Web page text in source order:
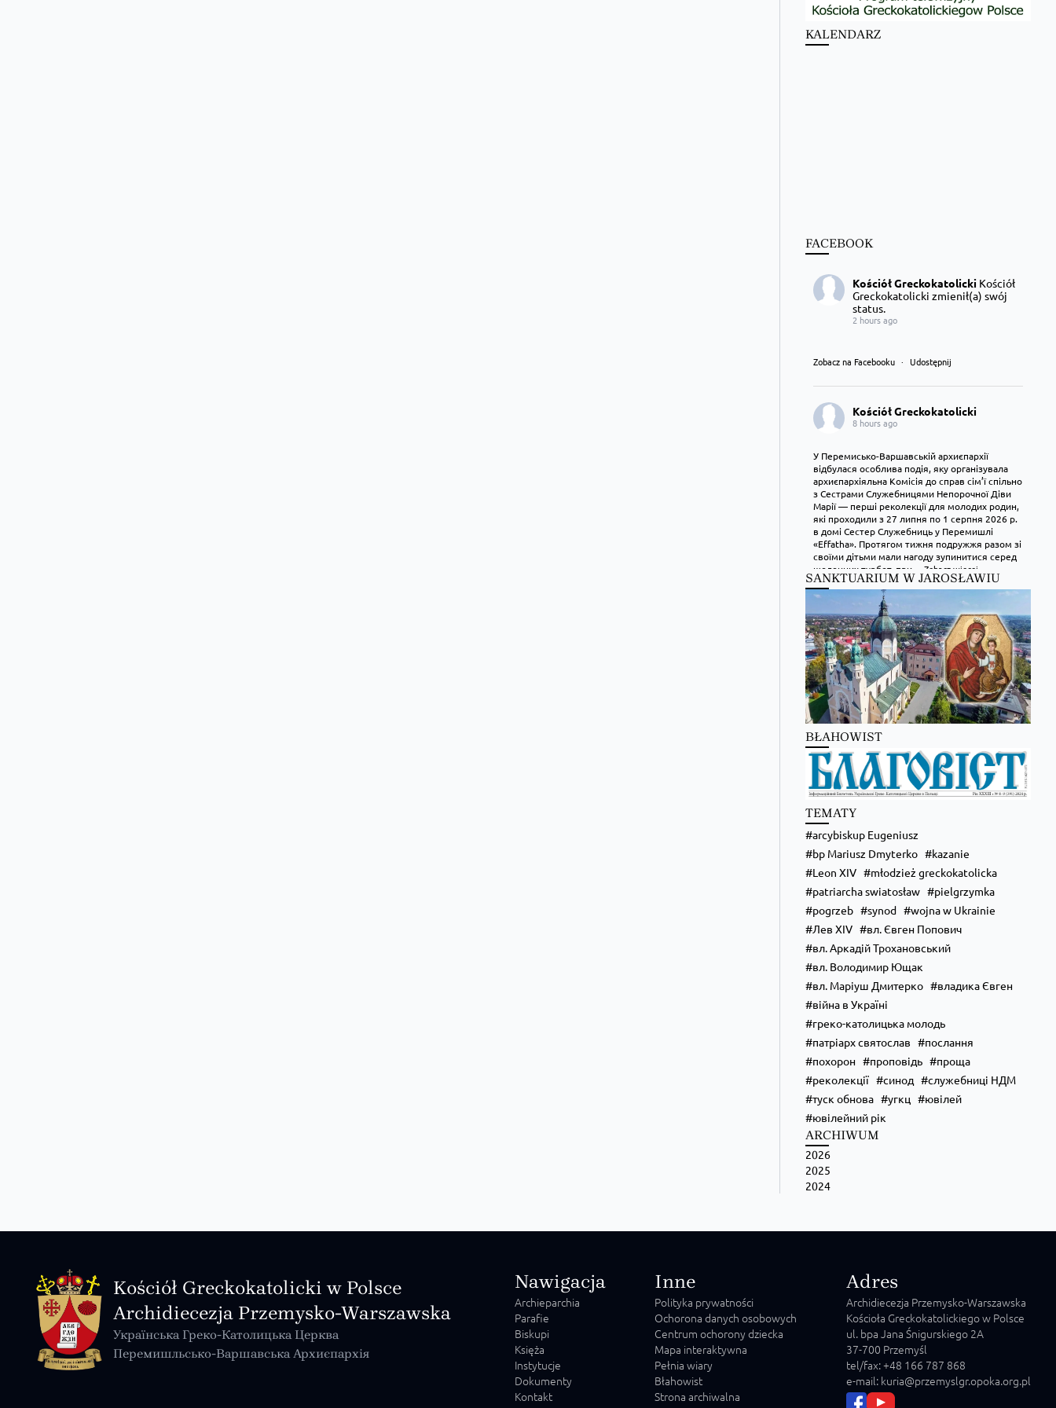
KALENDARZ
FACEBOOK
Kościół Greckokatolicki Kościół
Greckokatolicki zmienił(a) swój
status.
2 hours ago
Zobacz na Facebooku · Udostępnij
Kościół Greckokatolicki
8 hours ago
У Перемисько-Варшавській архиєпархії
відбулася особлива подія, яку організувала
архиєпархіяльна Комісія до справ сім’ї спільно
з Сестрами Служебницями Непорочної Діви
Марії — перші реколекції для молодих родин,
які проходили з 27 липня по 1 серпня 2026 р.
в домі Сестер Служебниць у Перемишлі
«Effatha». Протягом тижня подружжя разом зі
своїми дітьми мали нагоду зупинитися серед
щоденних турбот, при
Zobacz więcej
Zobacz na Facebooku Udostępnij
Kościół Greckokatolicki
9 hours ago
Преображення Господнє в Лодзі
Zobacz na Facebooku · Udostępnij
SANKTUARIUM W JAROSŁAWIU
BŁAHOWIST
TEMATY
arcybiskup Eugeniusz
bp Mariusz Dmyterko
kazanie
Leon XIV
młodzież greckokatolicka
patriarcha swiatosław
pielgrzymka
pogrzeb
synod
wojna w Ukrainie
Лев XIV
вл. Євген Попович
вл. Аркадій Трохановський
вл. Володимир Ющак
вл. Маріуш Дмитерко
владика Євген
війна в Україні
греко-католицька молодь
патріарх святослав
послання
похорон
проповідь
проща
реколекції
синод
служебниці НДМ
туск обнова
угкц
ювілей
ювілейний рік
ARCHIWUM
2026
2025
2024
Kościół Greckokatolicki w Polsce
Archidiecezja Przemysko-Warszawska
Українська Греко-Католицька Церква
Перемишльсько-Варшавська Архиєпархія
Nawigacja
Archieparchia
Parafie
Biskupi
Księża
Instytucje
Dokumenty
Kontakt
Inne
Polityka prywatności
Ochorona danych osobowych
Centrum ochorony dziecka
Mapa interaktywna
Pełnia wiary
Błahowist
Strona archiwalna
Adres
Archidiecezja Przemysko-Warszawska
Kościoła Greckokatolickiego w Polsce
ul. bpa Jana Śnigurskiego 2A
37-700 Przemyśl
tel/fax: +48 166 787 868
e-mail: kuria@przemyslgr.opoka.org.pl